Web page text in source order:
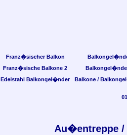
Au�entreppe /
Franz�sischer Balkon
Franz�sische Balkone 2
Edelstahl Balkongel�nder
Balkone /
01